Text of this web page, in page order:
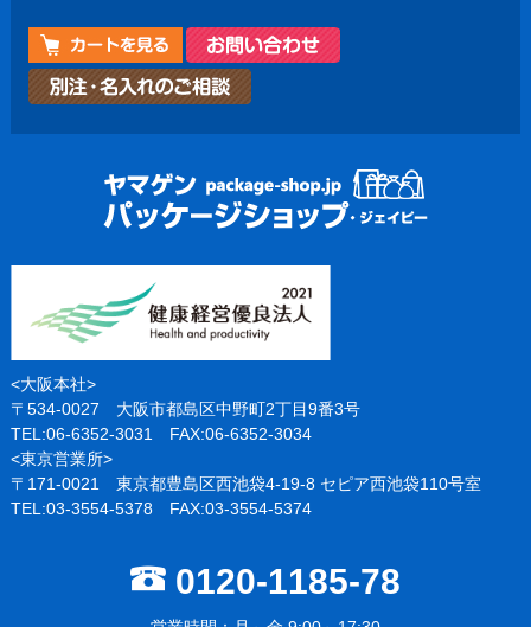
<大阪本社>
〒534-0027 大阪市都島区中野町2丁目9番3号
TEL:06-6352-3031 FAX:06-6352-3034
<東京営業所>
〒171-0021 東京都豊島区西池袋4-19-8 セピア西池袋110号室
TEL:03-3554-5378 FAX:03-3554-5374
0120-1185-78